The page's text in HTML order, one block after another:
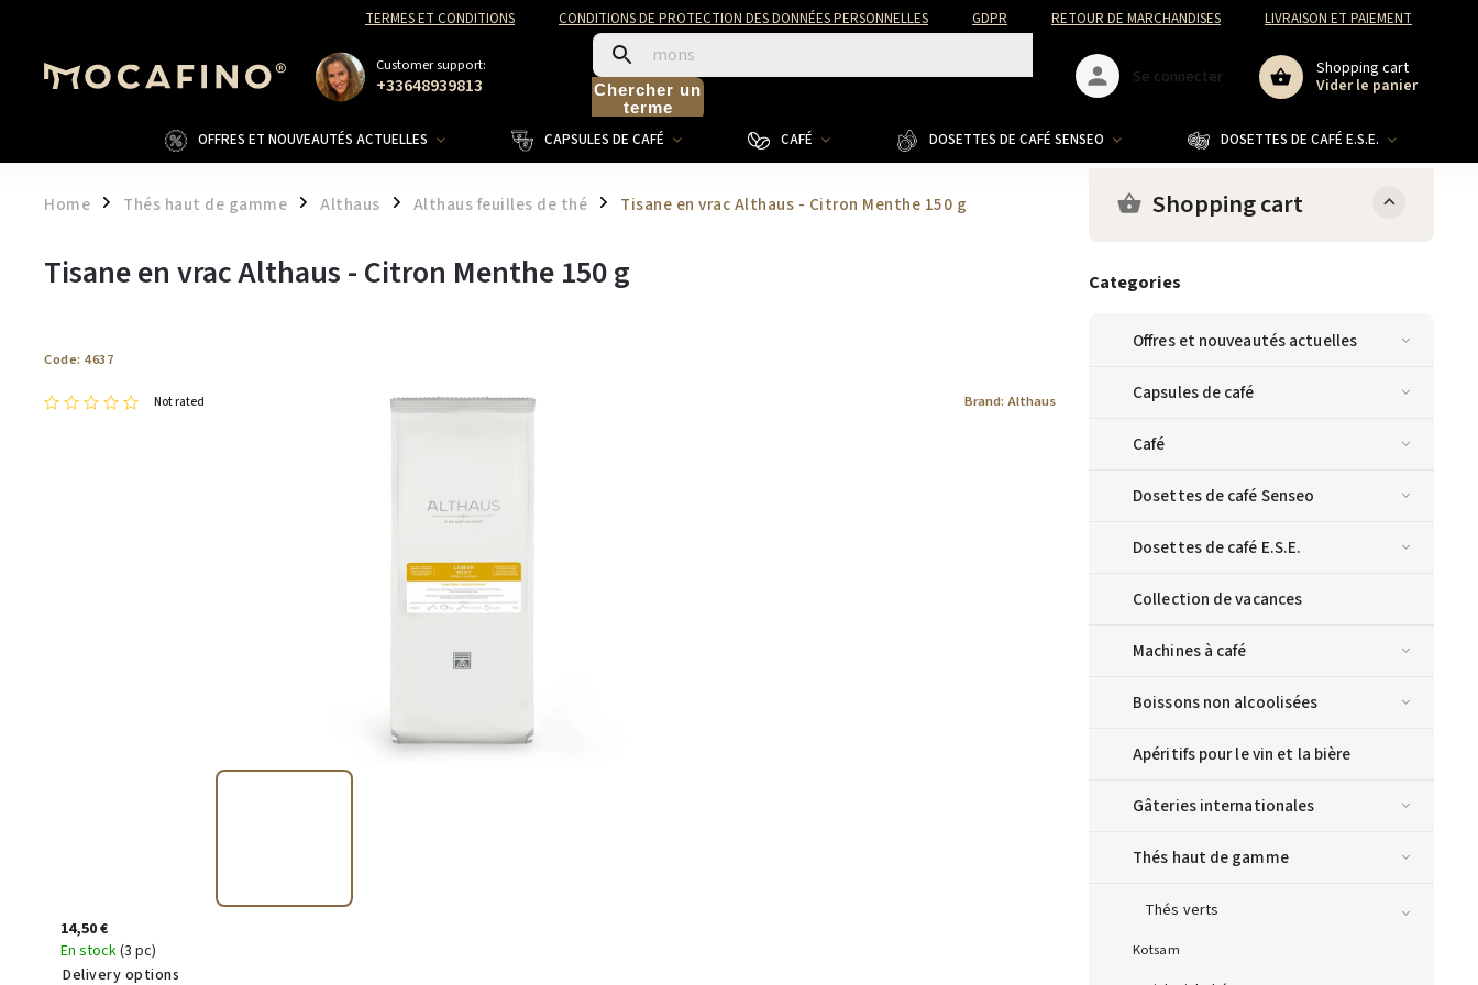
TERMES ET CONDITIONS CONDITIONS DE PROTECTION DES DONNÉES PERSONNELLES GDPR RETOUR DE MARCHANDISES LIVRAISON ET PAIEMENT
Customer support:
+33648939813
Chercher un
terme
Shopping cart
Vider le panier
Se connecter
OFFRES ET NOUVEAUTÉS ACTUELLES CAPSULES DE CAFÉ CAFÉ DOSETTES DE CAFÉ SENSEO DOSETTES DE CAFÉ E.S.E.
Home / Thés haut de gamme / Althaus / Althaus feuilles de thé / Tisane en vrac Althaus - Citron Menthe 150 g Shopping cart
Categories
Offres et nouveautés actuelles
Capsules de café
Café
Dosettes de café Senseo
Dosettes de café E.S.E.
Collection de vacances
Machines à café
Boissons non alcoolisées
Apéritifs pour le vin et la bière
Gâteries internationales
Thés haut de gamme
Thés verts
Kotsam
Tisane en vrac Althaus - Citron Menthe 150 g
Code: 4637
Not rated Brand: Althaus
14,50 €
En stock(3 pc)
Delivery options